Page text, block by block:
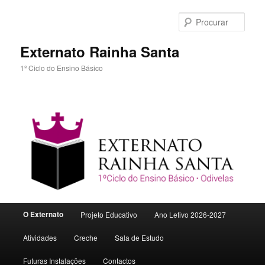
Externato Rainha Santa
1º Ciclo do Ensino Básico
Saltar
para
O Externato Projeto Educativo Ano Letivo 2026-2027
Atividades Creche Sala de Estudo
Futuras Instalações Contactos